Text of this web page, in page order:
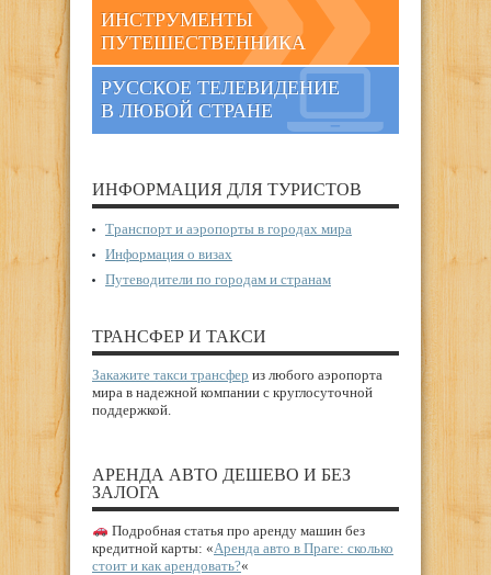
ИНСТРУМЕНТЫ
ПУТЕШЕСТВЕННИКА
РУССКОЕ ТЕЛЕВИДЕНИЕ
В ЛЮБОЙ СТРАНЕ
ИНФОРМАЦИЯ ДЛЯ ТУРИСТОВ
Транспорт и аэропорты в городах мира
Информация о визах
Путеводители по городам и странам
ТРАНСФЕР И ТАКСИ
Закажите такси трансфер из любого аэропорта
мира в надежной компании с круглосуточной
поддержкой.
АРЕНДА АВТО ДЕШЕВО И БЕЗ
ЗАЛОГА
Подробная статья про аренду машин без
кредитной карты: «Аренда авто в Праге: сколько
стоит и как арендовать?«